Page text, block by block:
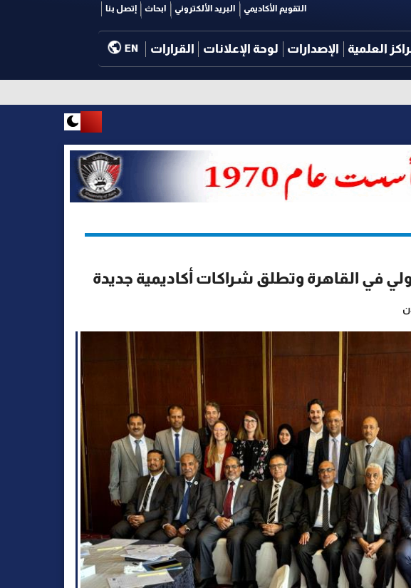
التقويم الأكاديمي البريد الألكتروني ابحاث إتصل بنا
العلمية الإصدارات لوحة الإعلانات القرارات EN
في القاهرة وتطلق شراكات أكاديمية جديدة